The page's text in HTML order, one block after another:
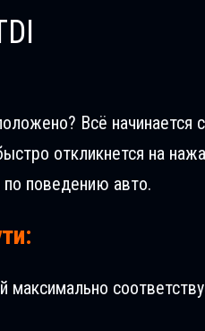
Всё
откликнется на
по поведению авто.